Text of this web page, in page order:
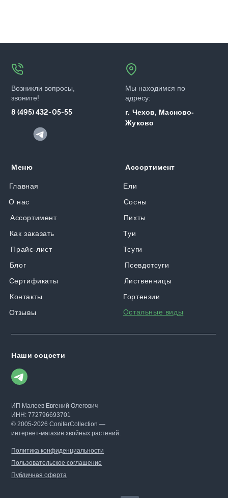
Возникли вопросы,
звоните!
8 (495) 432-05-55
Мы находимся по
адресу:
г. Чехов, Масново-
Жуково
Главная
Меню
О нас
Ассортимент
Как заказать
Прайс-лист
Отзывы
Контакты
Ели
Ассортимент
Сосны
Пихты
Туи
Тсуги
Псевдотсуги
Лиственницы
Гортензии
Наши соцсети
ИП Малеев Евгений Олегович
ИНН: 772796693701
© 2005-2026 ConiferCollection —
интернет-магазин хвойных растений.
Политика конфиденциальности
Пользовательское соглашение
Остальные виды
Блог
Сертификаты
Публичная оферта